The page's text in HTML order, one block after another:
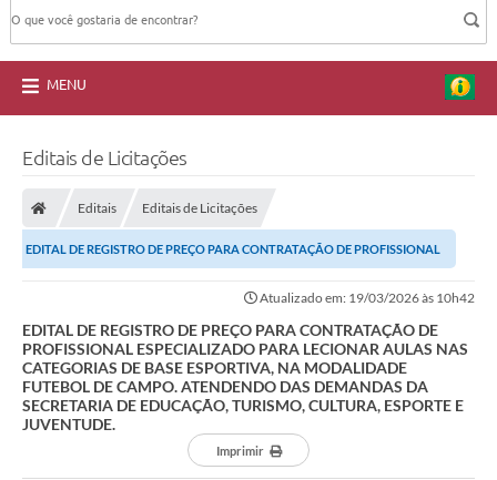
MENU
Editais de Licitações
Editais Editais de Licitações
EDITAL DE REGISTRO DE PREÇO PARA CONTRATAÇÃO DE PROFISSIONAL
Atualizado em: 19/03/2026 às 10h42
EDITAL DE REGISTRO DE PREÇO PARA CONTRATAÇÃO DE
PROFISSIONAL ESPECIALIZADO PARA LECIONAR AULAS NAS
CATEGORIAS DE BASE ESPORTIVA, NA MODALIDADE
FUTEBOL DE CAMPO. ATENDENDO DAS DEMANDAS DA
SECRETARIA DE EDUCAÇÃO, TURISMO, CULTURA, ESPORTE E
JUVENTUDE.
Imprimir